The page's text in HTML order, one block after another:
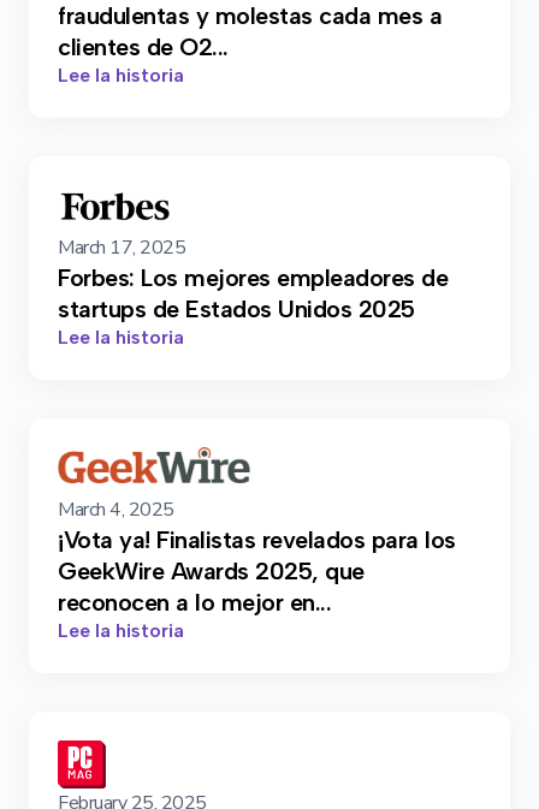
fraudulentas y molestas cada mes a
clientes de O2...
Lee la historia
March 17, 2025
Forbes: Los mejores empleadores de
startups de Estados Unidos 2025
Lee la historia
March 4, 2025
¡Vota ya! Finalistas revelados para los
GeekWire Awards 2025, que
reconocen a lo mejor en...
Lee la historia
February 25, 2025